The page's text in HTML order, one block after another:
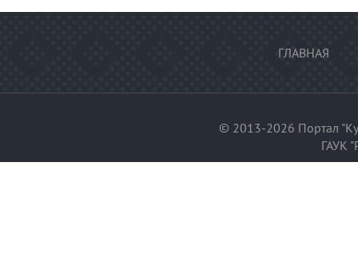
ГЛАВНАЯ
© 2013-2026 Портал
ГАУК